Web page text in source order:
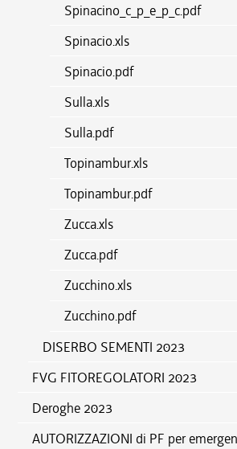
Spinacino_c_p_e_p_c.pdf
Spinacio.xls
Spinacio.pdf
Sulla.xls
Sulla.pdf
Topinambur.xls
Topinambur.pdf
Zucca.xls
Zucca.pdf
Zucchino.xls
Zucchino.pdf
DISERBO SEMENTI 2023
FVG FITOREGOLATORI 2023
Deroghe 2023
AUTORIZZAZIONI di PF per